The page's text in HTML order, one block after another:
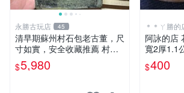
永勝古玩店 45
清早期蘇州村石包老古董，尺
寸如實，安全收藏推薦 村石
古董 石頭
$5,980
＊＊ㄚ勝的
阿詠的店 花東年糕心臟 長4.1
寬2厚1.1
$400